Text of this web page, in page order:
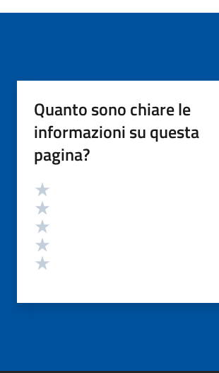
Quanto sono chiare le
informazioni su questa
pagina?
Valutazione